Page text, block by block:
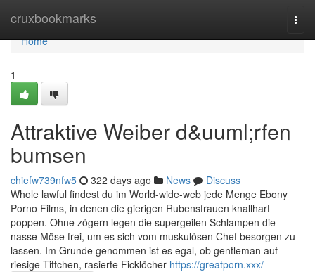
cruxbookmarks
Home
Home
1
Attraktive Weiber d&uuml;rfen
bumsen
chiefw739nfw5 322 days ago News
Discuss
Whole lawful findest du im World-wide-web jede Menge Ebony
Porno Films, in denen die gierigen Rubensfrauen knallhart
poppen. Ohne zögern legen die supergeilen Schlampen die
nasse Möse frei, um es sich vom muskulösen Chef besorgen zu
lassen. Im Grunde genommen ist es egal, ob gentleman auf
riesige Tittchen, rasierte Ficklöcher https://greatporn.xxx/